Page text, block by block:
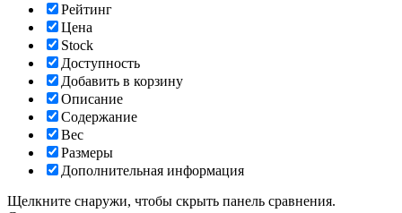
Рейтинг
Цена
Stock
Доступность
Добавить в корзину
Описание
Содержание
Вес
Размеры
Дополнительная информация
Щелкните снаружи, чтобы скрыть панель сравнения.